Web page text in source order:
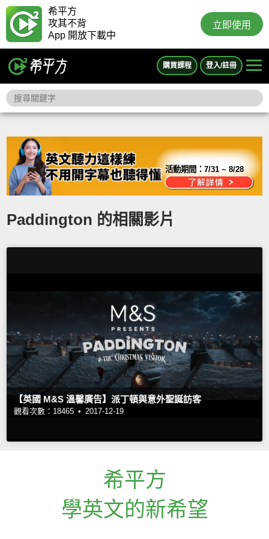
希平方
攻其不背
App 開放下載中
立即使用
購買課程 登入/註冊
活動期間：7/31 ~ 8/28
Paddington 的相關影片
【英國 M&S 溫馨廣告】派丁頓與意外聖誕訪客
觀看次數：18465 • 2017-12-19
希平方
學英文的新希望